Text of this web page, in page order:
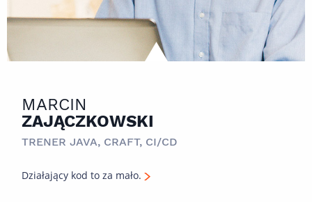
MARCIN
ZAJĄCZKOWSKI
TRENER JAVA, CRAFT, CI/CD
Działający kod to za mało.